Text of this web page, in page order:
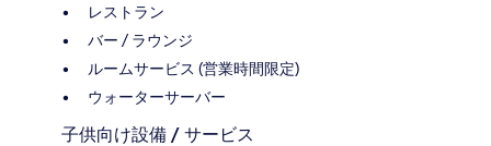
レストラン
バー / ラウンジ
ルームサービス (営業時間限定)
ウォーターサーバー
子供向け設備 / サービス